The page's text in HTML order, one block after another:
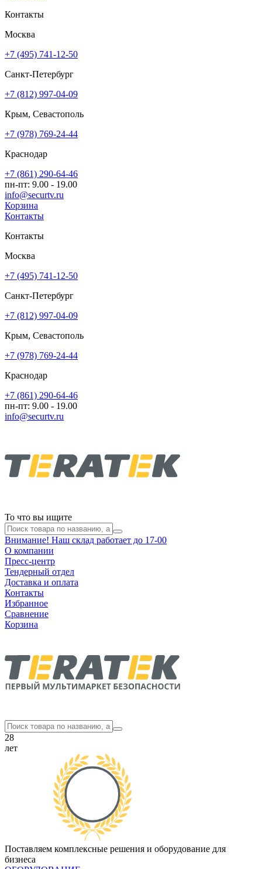
Контакты
Москва
+7 (495) 741-12-50
Санкт-Петербург
+7 (812) 997-04-09
Крым, Севастополь
+7 (978) 769-24-44
Краснодар
+7 (861) 290-64-46
пн-пт: 9.00 - 19.00
info@securtv.ru
Корзина
Контакты
Контакты
Москва
+7 (495) 741-12-50
Санкт-Петербург
+7 (812) 997-04-09
Крым, Севастополь
+7 (978) 769-24-44
Краснодар
+7 (861) 290-64-46
пн-пт: 9.00 - 19.00
info@securtv.ru
То что вы ищите
Внимание! Наш склад работает до 17-00
О компании
Пресс-центр
Тендерный отдел
Доставка и оплата
Контакты
Избранное
Сравнение
Корзина
28
лет
Поставляем комплексные решения и оборудование для
бизнеса